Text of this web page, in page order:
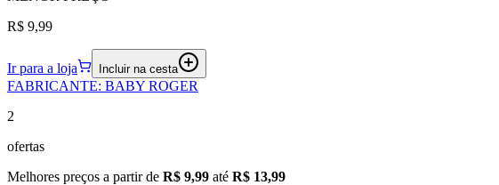
R$ 9,99
Ir para a loja Incluir na cesta
FABRICANTE: BABY ROGER
2
ofertas
Melhores preços a partir de R$ 9,99 até R$ 13,99